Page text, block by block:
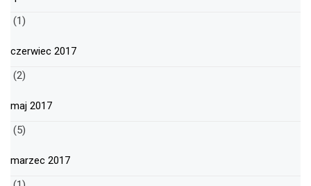
(1)
czerwiec 2017
(2)
maj 2017
(5)
marzec 2017